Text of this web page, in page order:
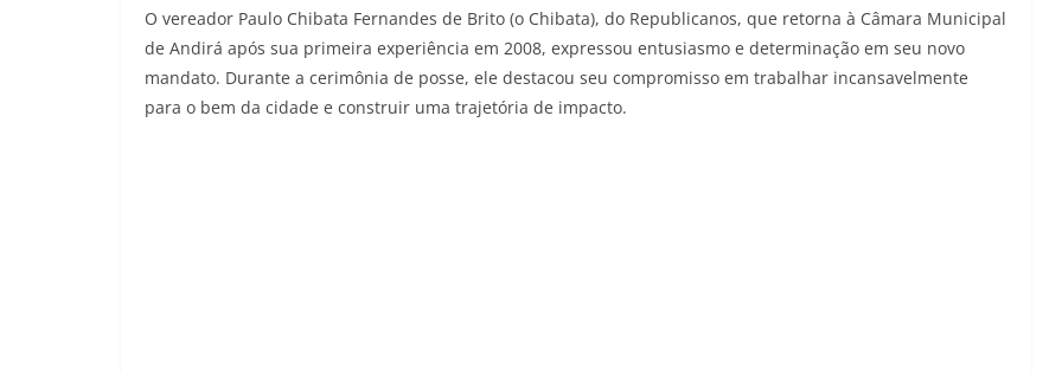
O vereador Paulo Chibata Fernandes de Brito (o Chibata), do Republicanos, que retorna à Câmara Municipal
de Andirá após sua primeira experiência em 2008, expressou entusiasmo e determinação em seu novo
mandato. Durante a cerimônia de posse, ele destacou seu compromisso em trabalhar incansavelmente
para o bem da cidade e construir uma trajetória de impacto.